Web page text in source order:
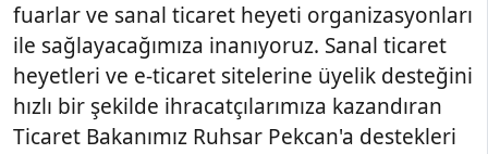
fuarlar ve sanal ticaret heyeti organizasyonları
ile sağlayacağımıza inanıyoruz. Sanal ticaret
heyetleri ve e-ticaret sitelerine üyelik desteğini
hızlı bir şekilde ihracatçılarımıza kazandıran
Ticaret Bakanımız Ruhsar Pekcan'a destekleri